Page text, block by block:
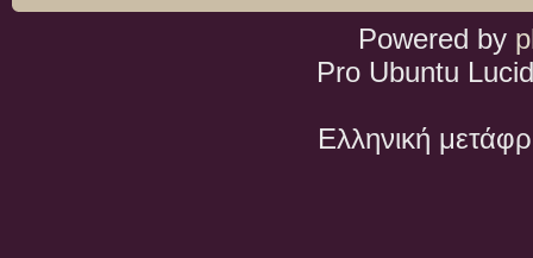
Powered by
Pro Ubuntu
Ελληνική